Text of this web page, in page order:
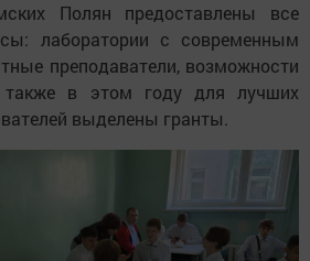
Полян предоставлены все
лаборатории с современным
преподаватели, возможности
также в этом году для лучших
выделены гранты.